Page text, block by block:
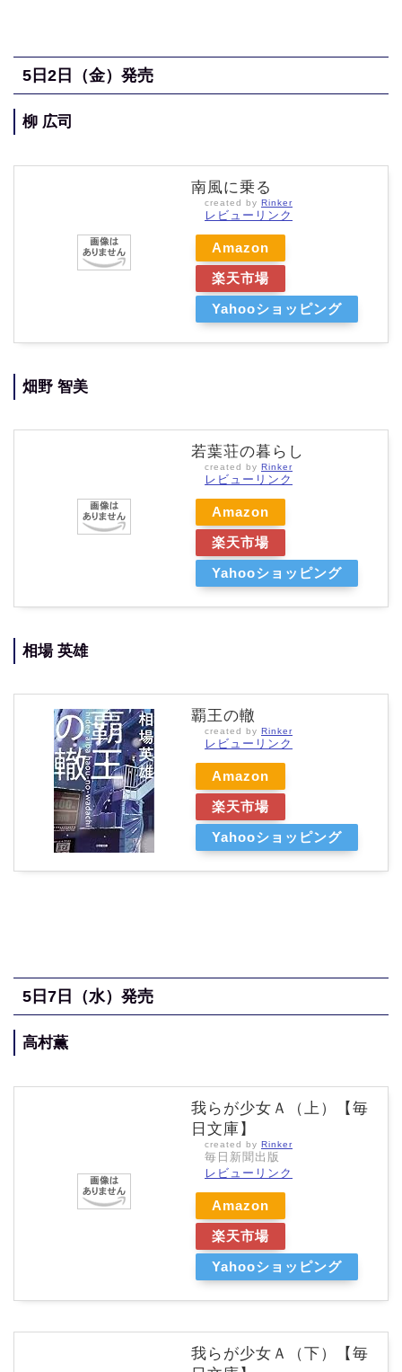
5日2日（金）発売
柳 広司
南風に乗る
created by Rinker
レビューリンク
Amazon
楽天市場
Yahooショッピング
畑野 智美
若葉荘の暮らし
created by Rinker
レビューリンク
Amazon
楽天市場
Yahooショッピング
相場 英雄
覇王の轍
created by Rinker
レビューリンク
Amazon
楽天市場
Yahooショッピング
5日7日（水）発売
高村薫
我らが少女Ａ（上）【毎
日文庫】
created by Rinker
毎日新聞出版
レビューリンク
Amazon
楽天市場
Yahooショッピング
我らが少女Ａ（下）【毎